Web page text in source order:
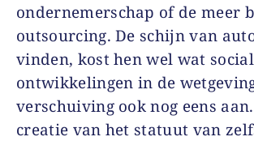
ondernemerschap of de meer
outsourcing. De schijn van
vinden, kost hen wel wat
ontwikkelingen in de
verschuiving ook nog eens
creatie van het statuut van